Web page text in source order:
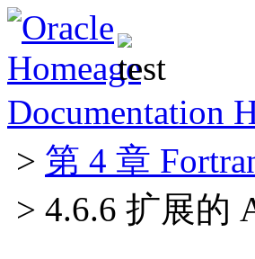
Documentation
> 第 4 章
> 4.6.6 扩展的